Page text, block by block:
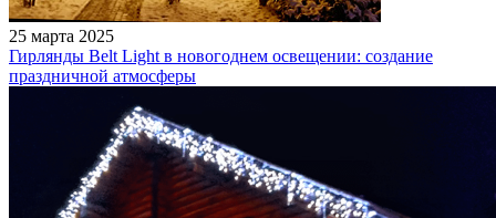
25 марта 2025
Гирлянды Belt Light в новогоднем освещении: создание
праздничной атмосферы